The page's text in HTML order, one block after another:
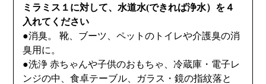
ミラミス１に対して、水道水(できれば浄水）を４
入れてください
●消臭。 靴、ブーツ、ペットのトイレや介護臭の消
臭用に。
●洗浄 赤ちゃんや子供のおもちゃ、冷蔵庫・電子レ
ンジの中、食卓テーブル、ガラス・鏡の指紋落と